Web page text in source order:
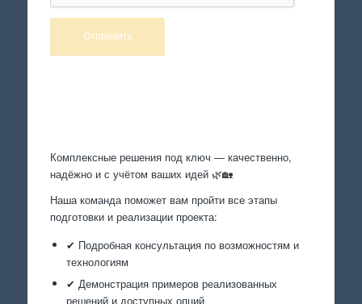
Комплексные решения под ключ — качественно,
надёжно и с учётом ваших идей 🌿🏡
Наша команда поможет вам пройти все этапы
подготовки и реализации проекта:
✔ Подробная консультация по возможностям и
технологиям
✔ Демонстрация примеров реализованных
решений и доступных опций